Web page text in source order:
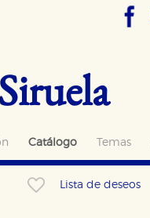
Catálogo Temas
Lista de deseos